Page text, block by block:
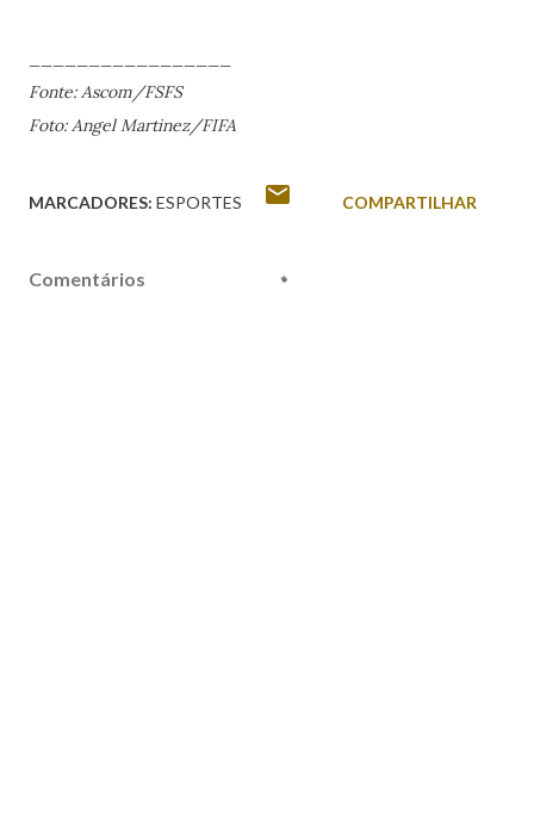
Fonte: Ascom/FSFS
Foto: Angel Martinez/FIFA
MARCADORES: ESPORTES COMPARTILHAR
Comentários